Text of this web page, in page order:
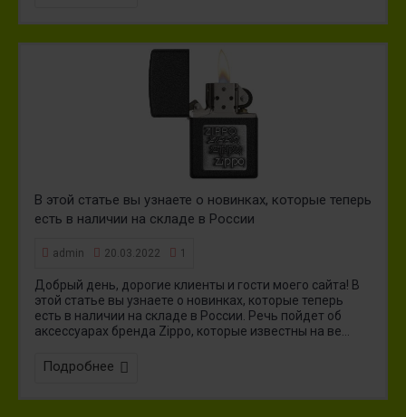
В этой статье вы узнаете о новинках, которые теперь
есть в наличии на складе в России
admin 20.03.2022 1
Добрый день, дорогие клиенты и гости моего сайта! В
этой статье вы узнаете о новинках, которые теперь
есть в наличии на складе в России. Речь пойдет об
аксессуарах бренда Zippo, которые известны на ве...
Подробнее